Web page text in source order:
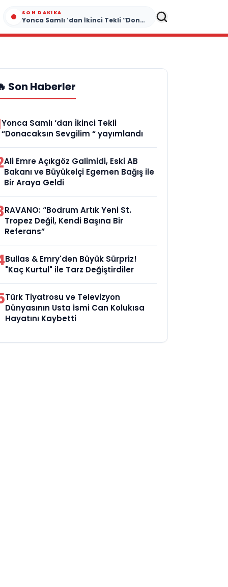
SON DAKIKA
Yonca Samlı ‘dan İkinci Tekli “Donacaksın Sevgilim “ yayımlandı
Son Haberler
Yonca Samlı ‘dan İkinci Tekli
“Donacaksın Sevgilim “ yayımlandı
Ali Emre Açıkgöz Galimidi, Eski AB
Bakanı ve Büyükelçi Egemen Bağış ile
Bir Araya Geldi
RAVANO: “Bodrum Artık Yeni St.
Tropez Değil, Kendi Başına Bir
Referans”
Bullas & Emry'den Büyük Sürpriz!
"Kaç Kurtul" ile Tarz Değiştirdiler
Türk Tiyatrosu ve Televizyon
Dünyasının Usta İsmi Can Kolukısa
Hayatını Kaybetti